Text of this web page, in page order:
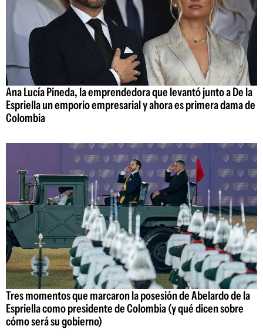
Ana Lucía Pineda, la emprendedora que levantó junto a De la
Espriella un emporio empresarial y ahora es primera dama de
Colombia
Tres momentos que marcaron la posesión de Abelardo de la
Espriella como presidente de Colombia (y qué dicen sobre
cómo será su gobierno)